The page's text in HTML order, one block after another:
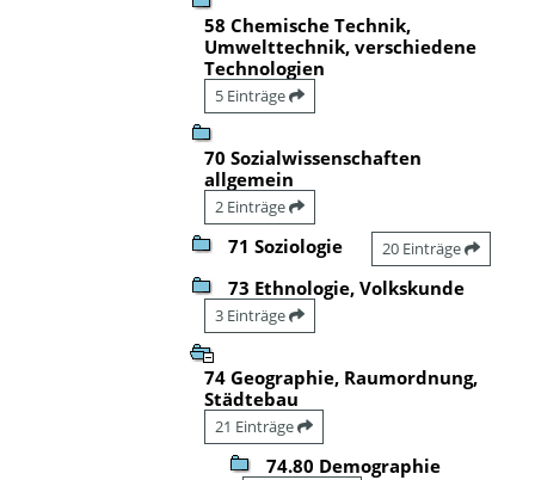
58 Chemische Technik,
Umwelttechnik, verschiedene
Technologien
5 Einträge
70 Sozialwissenschaften
allgemein
2 Einträge
71 Soziologie 20 Einträge
73 Ethnologie, Volkskunde
3 Einträge
74 Geographie, Raumordnung,
Städtebau
21 Einträge
74.80 Demographie